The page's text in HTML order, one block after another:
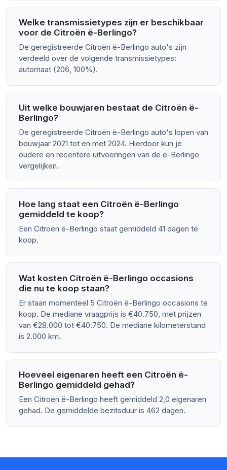
Welke transmissietypes zijn er beschikbaar
voor de Citroën ë-Berlingo?
De geregistreerde Citroën ë-Berlingo auto's zijn
verdeeld over de volgende transmissietypes:
automaat (206, 100%).
Uit welke bouwjaren bestaat de Citroën ë-
Berlingo?
De geregistreerde Citroën ë-Berlingo auto's lopen van
bouwjaar 2021 tot en met 2024. Hierdoor kun je
oudere en recentere uitvoeringen van de ë-Berlingo
vergelijken.
Hoe lang staat een Citroën ë-Berlingo
gemiddeld te koop?
Een Citroën ë-Berlingo staat gemiddeld 41 dagen te
koop.
Wat kosten Citroën ë-Berlingo occasions
die nu te koop staan?
Er staan momenteel 5 Citroën ë-Berlingo occasions te
koop. De mediane vraagprijs is €40.750, met prijzen
van €28.000 tot €40.750. De mediane kilometerstand
is 2.000 km.
Hoeveel eigenaren heeft een Citroën ë-
Berlingo gemiddeld gehad?
Een Citroën ë-Berlingo heeft gemiddeld 2,0 eigenaren
gehad. De gemiddelde bezitsduur is 462 dagen.